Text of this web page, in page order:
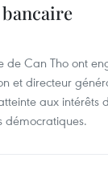
de Can Tho ont
et directeur
aux intérêts
démocratiques.